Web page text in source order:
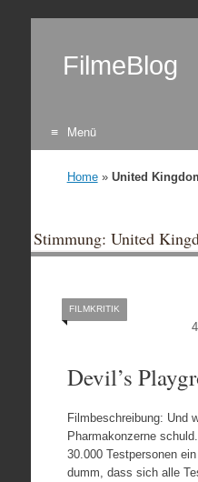
FilmeBlog
Menü
Home» United
Stimmung: United
4
FILMKRITIK
Devil’s
Filmbeschreibung: Und
Pharmakonzerne
30.000 Testpersonen
dumm, dass sich alle